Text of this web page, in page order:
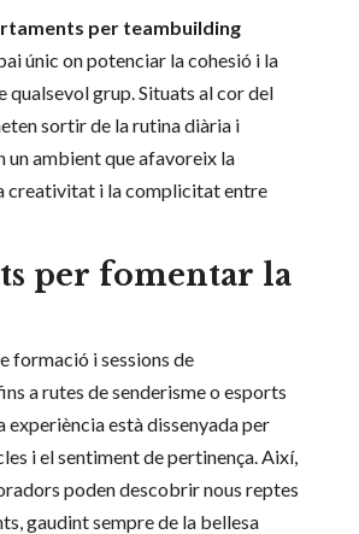
per teambuilding
únic on potenciar la cohesió i la
grup. Situats al cor del
sortir de la rutina diària i
un ambient que afavoreix la
creativitat i la complicitat entre
per fomentar la
formació i sessions de
a rutes de senderisme o esports
experiència està dissenyada per
i el sentiment de pertinença. Així,
poden descobrir nous reptes
gaudint sempre de la bellesa